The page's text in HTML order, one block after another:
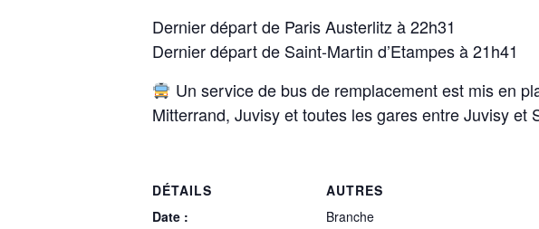
Dernier départ de Paris Austerlitz à 22h31
Dernier départ de Saint-Martin d’Etampes à 21h41
Un service de bus de remplacement est mis en
Mitterrand, Juvisy et toutes les gares entre Juvisy et
DÉTAILS
Date :
AUTRES
Branche